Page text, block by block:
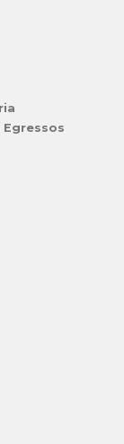
Egressos